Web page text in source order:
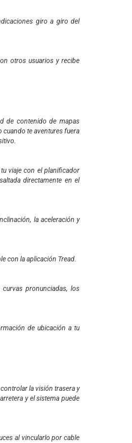
giro a giro del
otros usuarios y recibe
de contenido de mapas
te aventures fuera
viaje con el planificador
directamente en el
la aceleración y
con la aplicación Tread.
pronunciadas, los
de ubicación a tu
la visión trasera y
y el sistema puede
al vincularlo por cable